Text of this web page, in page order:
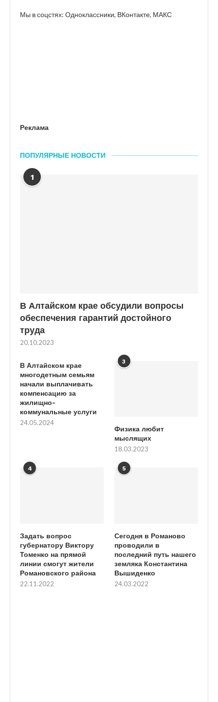
Мы в соцстях: Одноклассники, ВКонтакте, МАКС
Реклама
ПОПУЛЯРНЫЕ НОВОСТИ
1
В Алтайском крае обсудили вопросы
обеспечения гарантий достойного
труда
20.10.2023
В Алтайском крае
многодетным семьям
начали выплачивать
компенсацию за
жилищно-
коммунальные услуги
24.05.2024
3
Физика любит
мыслящих
18.03.2023
4
Задать вопрос
губернатору Виктору
Томенко на прямой
линии смогут жители
Романовского района
22.11.2022
5
Сегодня в Романово
проводили в
последний путь нашего
земляка Константина
Вышиденко
24.03.2022